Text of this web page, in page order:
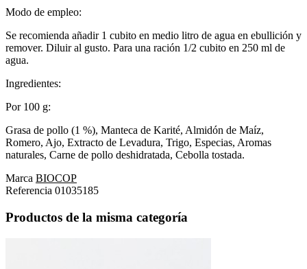
Modo de empleo:
Se recomienda añadir 1 cubito en medio litro de agua en ebullición y
remover. Diluir al gusto. Para una ración 1/2 cubito en 250 ml de
agua.
Ingredientes:
Por 100 g:
Grasa de pollo (1 %), Manteca de Karité, Almidón de Maíz,
Romero, Ajo, Extracto de Levadura, Trigo, Especias, Aromas
naturales, Carne de pollo deshidratada, Cebolla tostada.
Marca BIOCOP
Referencia 01035185
Productos de la misma categoría